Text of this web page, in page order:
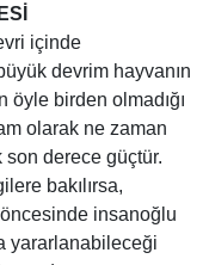
içinde
devrim hayvanın
birden olmadığı
olarak ne zaman
derece güçtür.
bakılırsa,
öncesinde insanoğlu
yararlanabileceği